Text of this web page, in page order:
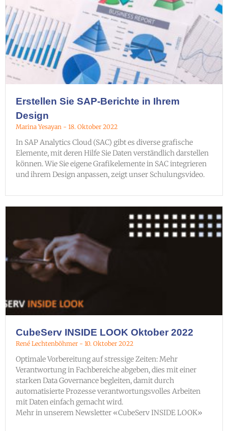
Erstellen Sie SAP-Berichte in Ihrem
Design
Marina Yesayan 18. Oktober 2022
In SAP Analytics Cloud (SAC) gibt es diverse grafische
Elemente, mit deren Hilfe Sie Daten verständlich darstellen
können. Wie Sie eigene Grafikelemente in SAC integrieren
und ihrem Design anpassen, zeigt unser Schulungsvideo.
CubeServ INSIDE LOOK Oktober 2022
René Lechtenböhmer 10. Oktober 2022
Optimale Vorbereitung auf stressige Zeiten: Mehr
Verantwortung in Fachbereiche abgeben, dies mit einer
starken Data Governance begleiten, damit durch
automatisierte Prozesse verantwortungsvolles Arbeiten
mit Daten einfach gemacht wird.
Mehr in unserem Newsletter «CubeServ INSIDE LOOK»